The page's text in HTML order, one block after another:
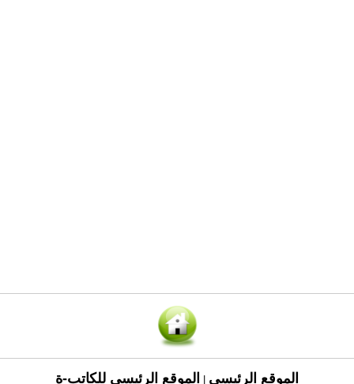
الموقع الرئيسي الموقع الرئيسي للكاتب-ة